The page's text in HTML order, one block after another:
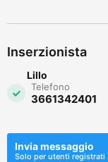
Inserzionista
Lillo
Telefono
3661342401
Invia messaggio
Solo per utenti registrati